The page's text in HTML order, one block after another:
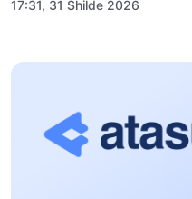
17:31, 31 Shilde 2026
Halyqaralyq
13:13, 30 Shilde 2026